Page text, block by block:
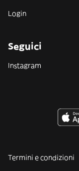
Login
Seguici
Instagram
Termini e condizioni